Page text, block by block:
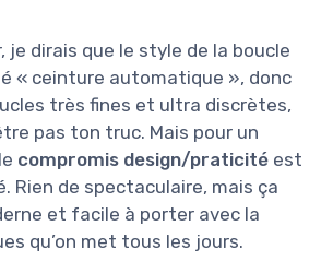
je dirais que le style de la boucle
« ceinture automatique », donc
très fines et ultra discrètes,
pas ton truc. Mais pour un
compromis design/praticité est
Rien de spectaculaire, mais ça
et facile à porter avec la
qu’on met tous les jours.